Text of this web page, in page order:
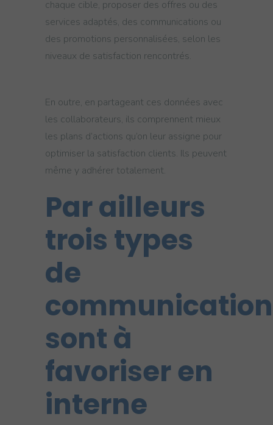
chaque cible, proposer des offres ou des
services adaptés, des communications ou
des promotions personnalisées, selon les
niveaux de satisfaction rencontrés.
En outre, en partageant ces données avec
les collaborateurs, ils comprennent mieux
les plans d’actions qu’on leur assigne pour
optimiser la satisfaction clients. Ils peuvent
même y adhérer totalement.
Par ailleurs
trois types
de
communication
sont à
favoriser en
interne